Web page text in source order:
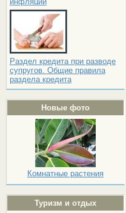
Раздел кредита при разводе
супругов. Общие правила
раздела кредита
Новые фото
Комнатные растения
Туризм и отдых